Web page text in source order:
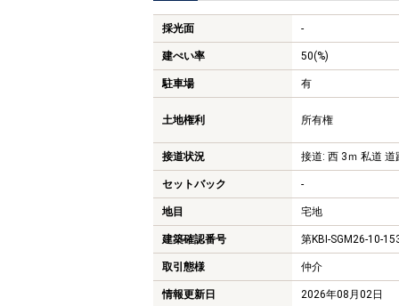
採光面 -
建ぺい率 50(%)
駐車場 有
土地権利 所有権
接道状況 接道: 西 3ｍ 私道 道
セットバック -
地目 宅地
建築確認番号 第KBI-SGM26-10-
取引態様 仲介
情報更新日
2026年08月02日